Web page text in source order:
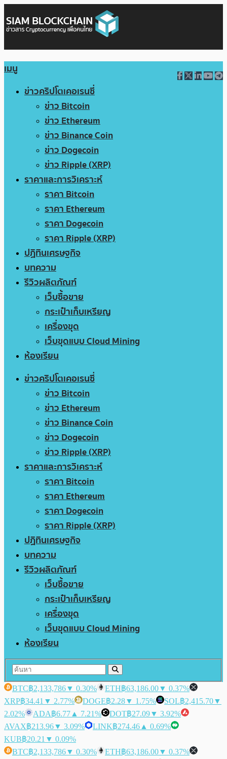
เมนู
ข่าวคริปโตเคอเรนซี่
ข่าว Bitcoin
ข่าว Ethereum
ข่าว Binance Coin
ข่าว Dogecoin
ข่าว Ripple (XRP)
ราคาและการวิเคราะห์
ราคา Bitcoin
ราคา Ethereum
ราคา Dogecoin
ราคา Ripple (XRP)
ปฏิทินเศรษฐกิจ
บทความ
รีวิวผลิตภัณฑ์
เว็บซื้อขาย
กระเป๋าเก็บเหรียญ
เครื่องขุด
เว็บขุดแบบ Cloud Mining
ห้องเรียน
ข่าวคริปโตเคอเรนซี่
ข่าว Bitcoin
ข่าว Ethereum
ข่าว Binance Coin
ข่าว Dogecoin
ข่าว Ripple (XRP)
ราคาและการวิเคราะห์
ราคา Bitcoin
ราคา Ethereum
ราคา Dogecoin
ราคา Ripple (XRP)
ปฏิทินเศรษฐกิจ
บทความ
รีวิวผลิตภัณฑ์
เว็บซื้อขาย
กระเป๋าเก็บเหรียญ
เครื่องขุด
เว็บขุดแบบ Cloud Mining
ห้องเรียน
BTC฿2,133,786▼ 0.30% ETH฿63,186.00▼ 0.37%
XRP฿34.41 ▼ 2.77% DOGE฿2.28▼ 1.75% SOL฿2,415.70▼
2.02%
ADA฿6.77 ▲ 7.21% DOT฿27.09▼ 3.92%
AVAX฿213.96▼ 3.09% LINK฿274.46 ▲ 0.69%
KUB฿20.21 ▼ 0.09%
BTC฿2,133,786▼ 0.30% ETH฿63,186.00▼ 0.37%